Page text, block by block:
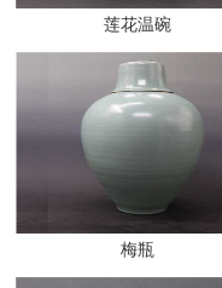
莲花温碗
梅瓶